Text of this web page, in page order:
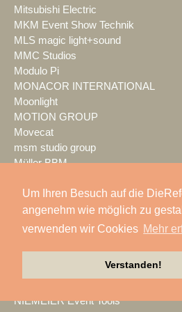
Um Ihren Besuch auf die
angenehm wie möglich zu
verwenden wir Cookies Mehr
Verstanden!
Mitsubishi Electric
MKM Event Show Technik
MLS magic light+sound
MMC Studios
Modulo Pi
MONACOR INTERNATIONAL
Moonlight
MOTION GROUP
Movecat
msm studio group
Müller BBM
MUTEC
NEC Display Solutions
NEEC Audio
Neumann.Berlin
NIEMEIER Event Tools